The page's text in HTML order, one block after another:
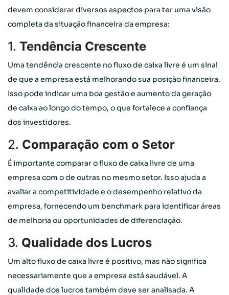
devem considerar diversos aspectos para ter uma visão
completa da situação financeira da empresa:
1. Tendência Crescente
Uma tendência crescente no fluxo de caixa livre é um sinal
de que a empresa está melhorando sua posição financeira.
Isso pode indicar uma boa gestão e aumento da geração
de caixa ao longo do tempo, o que fortalece a confiança
dos investidores.
2. Comparação com o Setor
É importante comparar o fluxo de caixa livre de uma
empresa com o de outras no mesmo setor. Isso ajuda a
avaliar a competitividade e o desempenho relativo da
empresa, fornecendo um benchmark para identificar áreas
de melhoria ou oportunidades de diferenciação.
3. Qualidade dos Lucros
Um alto fluxo de caixa livre é positivo, mas não significa
necessariamente que a empresa está saudável. A
qualidade dos lucros também deve ser analisada. A